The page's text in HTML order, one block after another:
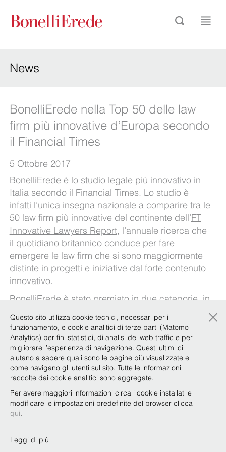
News
BonelliErede nella Top 50 delle law
firm più innovative d’Europa secondo
il Financial Times
5 Ottobre 2017
BonelliErede è lo studio legale più innovativo in
Italia secondo il Financial Times. Lo studio è
infatti l’unica insegna nazionale a comparire tra le
50 law firm più innovative del continente dell’FT
Innovative Lawyers Report, l’annuale ricerca che
il quotidiano britannico conduce per fare
emergere le law firm che si sono maggiormente
distinte in progetti e iniziative dal forte contenuto
innovativo.
BonelliErede è stato premiato in due categorie, in
studio è stato definito “commended” per il ruolo
giocato nell’Opas di una società per azioni attiva
nel settore editoriale su uno dei principali gruppi
editoriali italiani, e “Managing complexity and
scale” per il lavoro svolto al fianco di quattro
risoluzione delle crisi bancarie (Brrd).
Questo sito utilizza cookie tecnici, necessari per il
funzionamento, e cookie analitici di terze parti (Matomo
Analytics) per fini statistici, di analisi del web traffic e per
migliorare l’esperienza di navigazione. Questi ultimi ci
aiutano a sapere quali sono le pagine più visualizzate e
come navigano gli utenti sul sito. Tutte le informazioni
raccolte dai cookie analitici sono aggregate.
Per avere maggiori informazioni circa i cookie installati e
modificare le impostazioni predefinite del browser clicca
qui.
Leggi di più
×